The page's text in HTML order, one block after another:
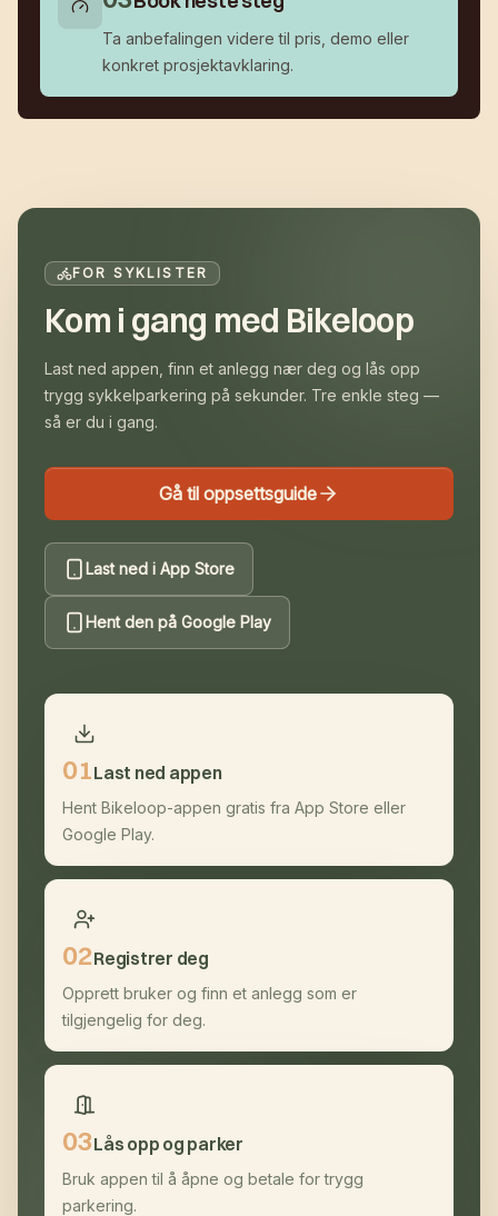
Ta anbefalingen videre til pris, demo eller
konkret prosjektavklaring.
FOR SYKLISTER
Kom i gang med Bikeloop
Last ned appen, finn et anlegg nær deg og lås opp
trygg sykkelparkering på sekunder. Tre enkle steg —
så er du i gang.
Gå til oppsettsguide
Last ned i App Store
Hent den på Google Play
01Last ned appen
Hent Bikeloop-appen gratis fra App Store eller
Google Play.
02Registrer deg
Opprett bruker og finn et anlegg som er
tilgjengelig for deg.
03Lås opp og parker
Bruk appen til å åpne og betale for trygg
parkering.